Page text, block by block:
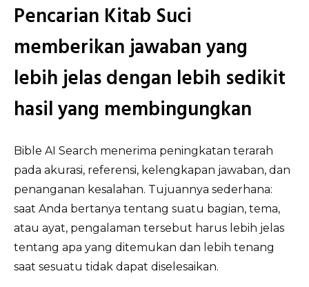
Pencarian Kitab Suci
memberikan jawaban yang
lebih jelas dengan lebih sedikit
hasil yang membingungkan
Bible AI Search menerima peningkatan terarah
pada akurasi, referensi, kelengkapan jawaban, dan
penanganan kesalahan. Tujuannya sederhana:
saat Anda bertanya tentang suatu bagian, tema,
atau ayat, pengalaman tersebut harus lebih jelas
tentang apa yang ditemukan dan lebih tenang
saat sesuatu tidak dapat diselesaikan.